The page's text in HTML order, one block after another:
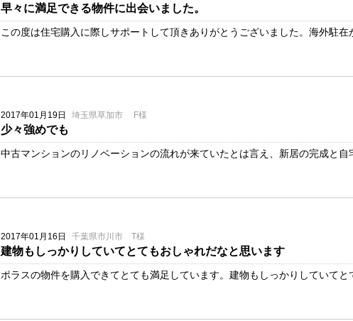
早々に満足できる物件に出会いました。
この度は住宅購入に際しサポートして頂きありがとうございました。海外駐
2017年01月19日 埼玉県草加市 F様
少々強めでも
中古マンションのリノベーションの流れが来ていたとは言え、新居の完成と
2017年01月16日 千葉県市川市 T様
建物もしっかりしていてとてもおしゃれだなと思います
ポラスの物件を購入できてとても満足しています。建物もしっかりしていて